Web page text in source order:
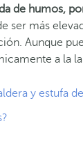
de humos,
ser más
Aunque
a la
y estufa